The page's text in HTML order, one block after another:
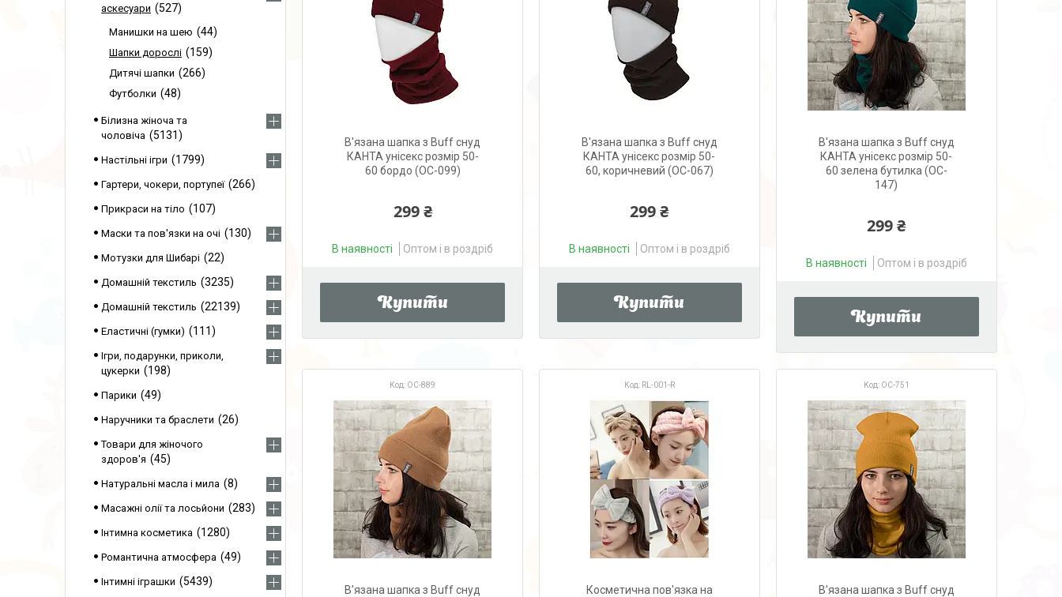
В'язана шапка з Buff снуд
КАНТА унісекс розмір 50-
60 бордо (OC-099)
299 ₴
В наявності Оптом і в роздріб
Купити
В'язана шапка з Buff снуд
КАНТА унісекс розмір 50-
60, коричневий (OC-067)
299 ₴
В наявності Оптом і в роздріб
Купити
В'язана шапка з Buff снуд
КАНТА унісекс розмір 50-
60 зелена бутилка (OC-
147)
299 ₴
В наявності Оптом і в роздріб
Купити
OC-889
В'язана шапка з Buff снуд
RL-001-R
Косметична пов'язка на
OC-751
В'язана шапка з Buff снуд
аскесуари
527
Манишки на шею 44
Шапки дорослі 159
Дитячі шапки 266
Футболки 48
Білизна жіноча та
чоловіча
5131
Настільні ігри 1799
Гартери, чокери, портупеї 266
Прикраси на тіло 107
Маски та пов'язки на очі 130
Мотузки для Шибарі 22
Домашній текстиль 3235
Домашній текстиль 22139
Еластичні (гумки) 111
Ігри, подарунки, приколи,
цукерки
198
Парики 49
Наручники та браслети 26
Товари для жіночого
здоров'я
45
Натуральні масла і мила 8
Масажні олії та лосьйони 283
Інтимна косметика 1280
Романтична атмосфера 49
Інтимні іграшки 5439